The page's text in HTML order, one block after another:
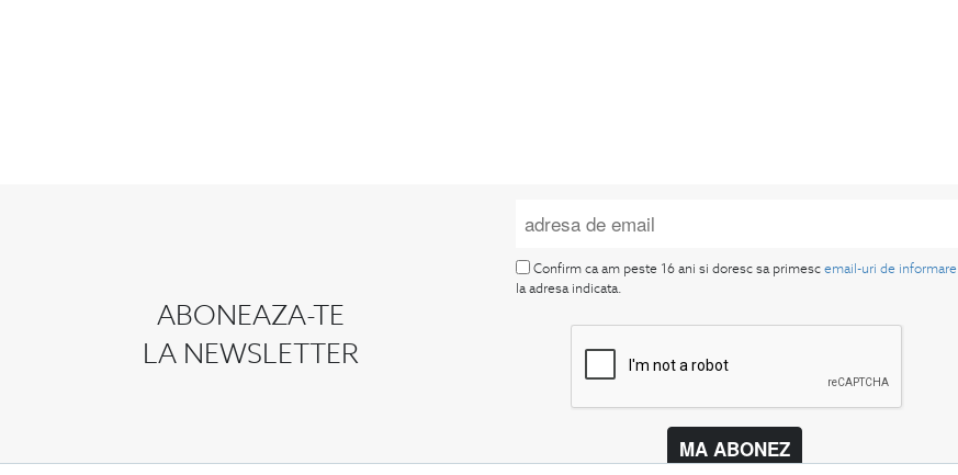
ABONEAZA-TE
LA NEWSLETTER
Confirm ca am peste 16 ani si doresc sa primescemail-uri de informare
la adresa indicata.
MA ABONEZ